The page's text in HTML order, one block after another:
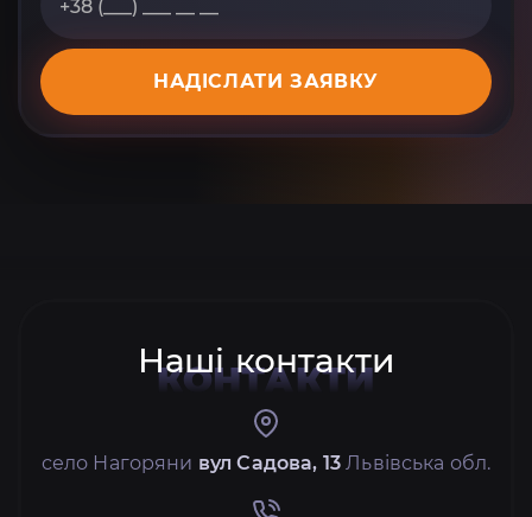
НАДІСЛАТИ ЗАЯВКУ
Наші контакти
КОНТАКТИ
село Нагоряни вул Садова, 13 Львівська обл.